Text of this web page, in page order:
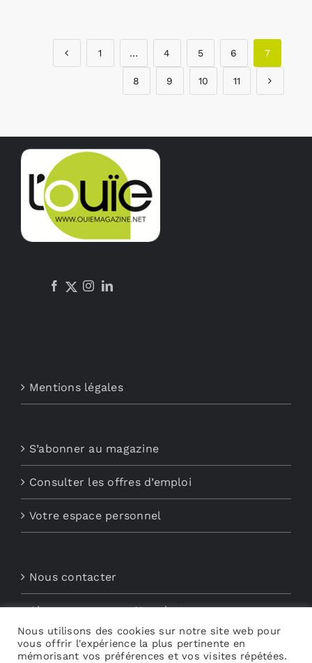
1 … 4 5 6 7
8 9 10 11
Mentions légales
S’abonner au magazine
Consulter les offres d’emploi
Votre espace personnel
Nous contacter
Abonnements aux Newsletters
Découvrez My Audio
Nous utilisons des cookies sur notre site web pour
vous offrir l'expérience la plus pertinente en
mémorisant vos préférences et vos visites répétées.